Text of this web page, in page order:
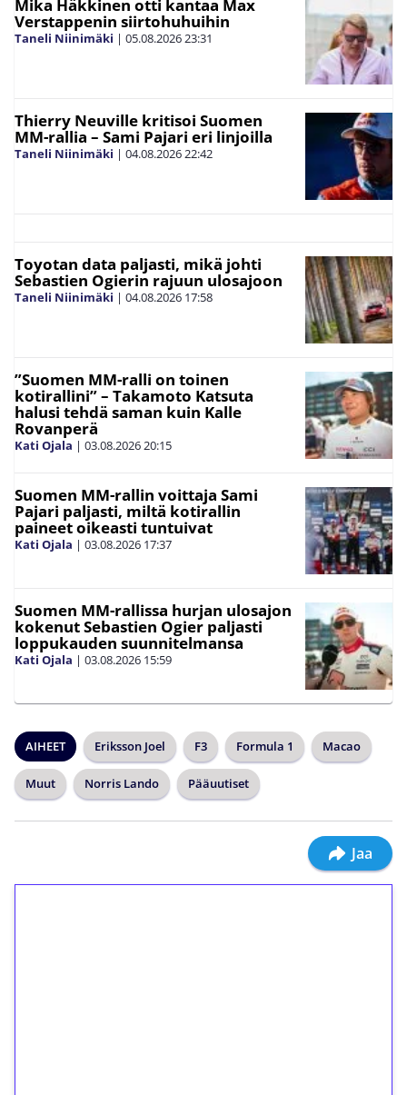
Mika Häkkinen otti kantaa Max
Verstappenin siirtohuhuihin
Taneli Niinimäki | 05.08.202623:31
Thierry Neuville kritisoi Suomen
MM-rallia – Sami Pajari eri linjoilla
Taneli Niinimäki | 04.08.202622:42
Toyotan data paljasti, mikä johti
Sebastien Ogierin rajuun ulosajoon
Taneli Niinimäki | 04.08.2026 17:58
”Suomen MM-ralli on toinen
kotirallini” – Takamoto Katsuta
halusi tehdä saman kuin Kalle
Rovanperä
Kati Ojala | 03.08.202620:15
Suomen MM-rallin voittaja Sami
Pajari paljasti, miltä kotirallin
paineet oikeasti tuntuivat
Kati Ojala | 03.08.2026 17:37
Suomen MM-rallissa hurjan ulosajon
kokenut Sebastien Ogier paljasti
loppukauden suunnitelmansa
Kati Ojala | 03.08.2026 15:59
AIHEET Eriksson Joel F3 Formula 1 Macao
Muut Norris Lando Pääuutiset
Jaa